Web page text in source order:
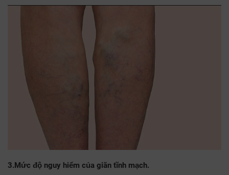
3.Mức độ nguy hiểm của giãn tĩnh mạch.